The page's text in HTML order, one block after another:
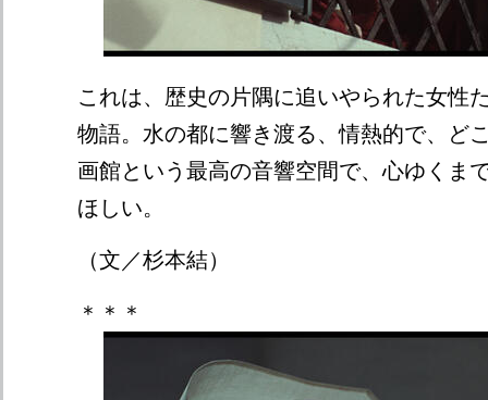
これは、歴史の片隅に追いやられた女性
物語。水の都に響き渡る、情熱的で、ど
画館という最高の音響空間で、心ゆくま
ほしい。
（文／杉本結）
＊＊＊